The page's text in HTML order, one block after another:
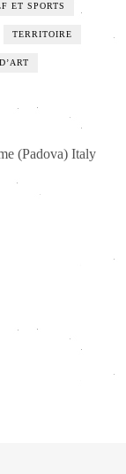
ET SPORTS
TERRITOIRE
(Padova) Italy